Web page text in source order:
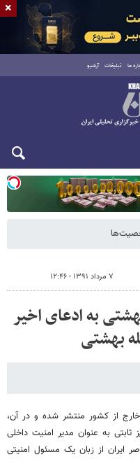
ما تبلیغات آرشیو
۷ مرداد ۱۳۹۱ - ۱۲:۴۶
به ادعای اخیر
بهشتی
خارج از کشور منتشر شده و در آن،
به عنوان مدیر امنیت داخلی
ایران از زبان یک مسئول امنیتی
×